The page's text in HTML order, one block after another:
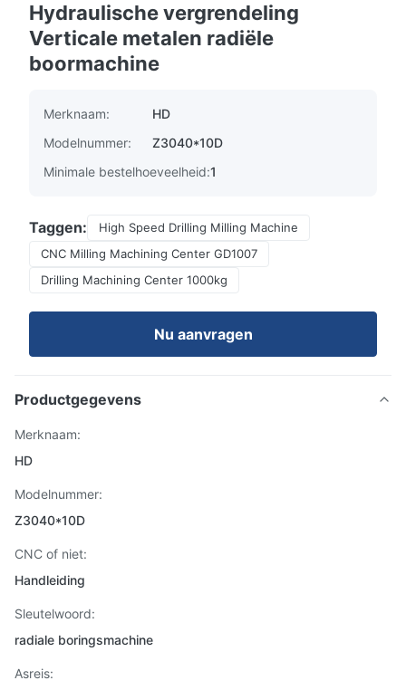
Hydraulische vergrendeling
Verticale metalen radiële
boormachine
Merknaam:
HD
Modelnummer:
Z3040*10D
Minimale bestelhoeveelheid:1
Taggen:
High Speed Drilling Milling Machine
CNC Milling Machining Center GD1007
Drilling Machining Center 1000kg
Nu aanvragen
Productgegevens
Merknaam:
HD
Modelnummer:
Z3040*10D
CNC of niet:
Handleiding
Sleutelwoord:
radiale boringsmachine
Asreis: